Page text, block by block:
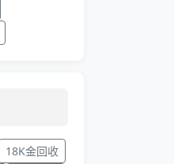
18K金回收